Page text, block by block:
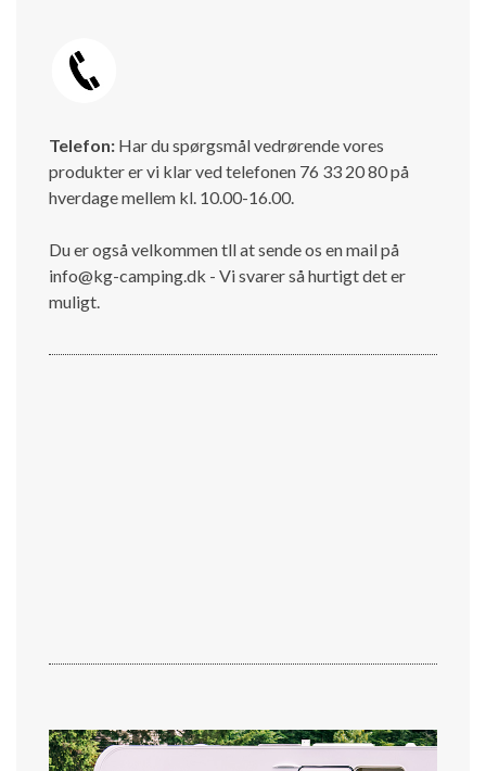
Telefon: Har du spørgsmål vedrørende vores
produkter er vi klar ved telefonen 76 33 20 80 på
hverdage mellem kl. 10.00-16.00.
Du er også velkommen tll at sende os en mail på
info@kg-camping.dk - Vi svarer så hurtigt det er
muligt.